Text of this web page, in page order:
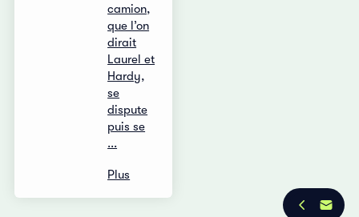
camion,
que l’on
dirait
Laurel et
Hardy,
se
dispute
puis se
...
Plus